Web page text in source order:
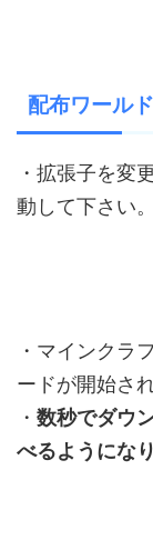
配布ワール
・拡張子を変
動して下さい。
・マインクラ
ードが開始さ
・ 数秒でダウ
べるようにな